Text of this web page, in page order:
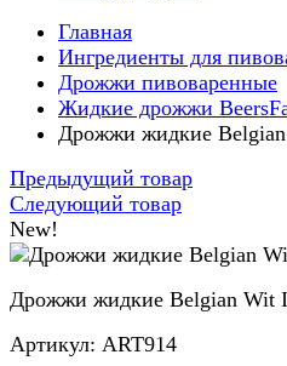
Главная
Ингредиенты для
Дрожжи пивоваренные
Жидкие дрожжи
Дрожжи жидкие
Предыдущий товар
Следующий товар
New!
Дрожжи жидкие Belgian Wit
Артикул: ART914